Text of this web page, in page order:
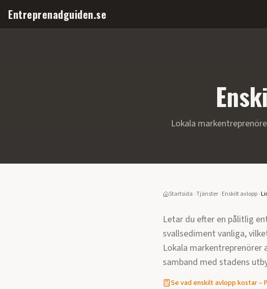
Entreprenadguiden.se
Lokala
Startsida ›Tjänster›Enskilt avlopp›
Letar du efter en pålitlig
svallsediment vanliga,
Lokala
samband med stadens
Se vadenskilt avlopp kostar –